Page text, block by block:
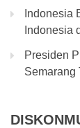
Indonesia
Indonesia
Presiden
Semarang